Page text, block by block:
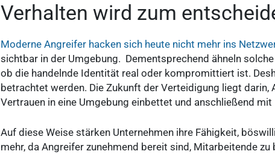
Verhalten wird zum
Moderne Angreifer hacken sich heute nicht mehr ins
sichtbar in der Umgebung. Dementsprechend ähneln
ob die handelnde Identität real oder kompromittiert ist.
betrachtet werden. Die Zukunft der Verteidigung liegt
Vertrauen in eine Umgebung einbettet und anschließend
Auf diese Weise stärken Unternehmen ihre Fähigkeit,
mehr, da Angreifer zunehmend bereit sind, Mitarbeitende